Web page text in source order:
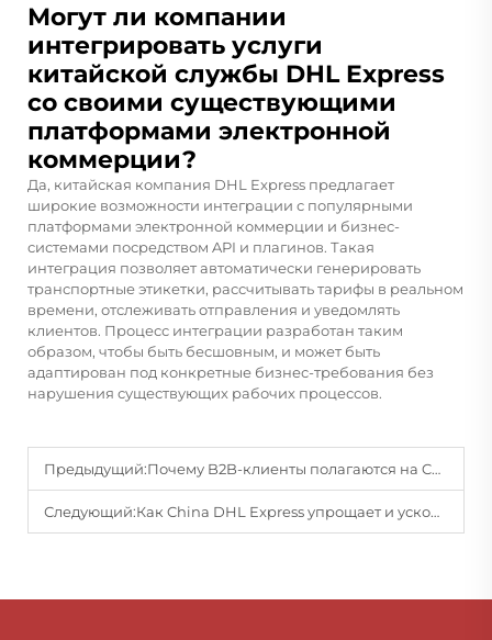
Могут ли компании
интегрировать услуги
китайской службы DHL Express
со своими существующими
платформами электронной
коммерции?
Да, китайская компания DHL Express предлагает
широкие возможности интеграции с популярными
платформами электронной коммерции и бизнес-
системами посредством API и плагинов. Такая
интеграция позволяет автоматически генерировать
транспортные этикетки, рассчитывать тарифы в реальном
времени, отслеживать отправления и уведомлять
клиентов. Процесс интеграции разработан таким
образом, чтобы быть бесшовным, и может быть
адаптирован под конкретные бизнес-требования без
нарушения существующих рабочих процессов.
Предыдущий:Почему B2B-клиенты полагаются на China Air Line Cargo в вопросах комплексных решений для цепочки поставок?
Следующий:Как China DHL Express упрощает и ускоряет процессы таможенного оформления?